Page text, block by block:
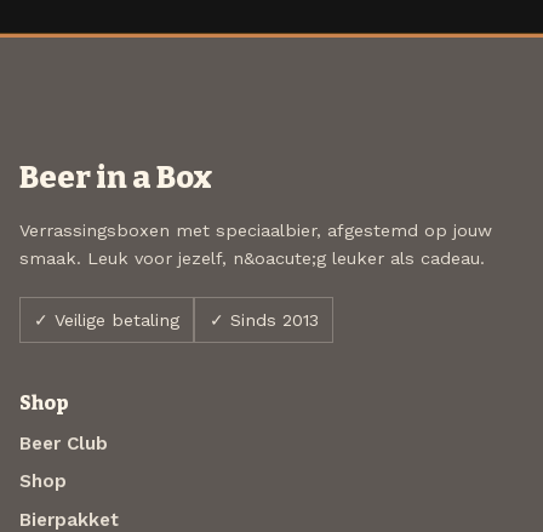
Beer in a Box
Verrassingsboxen met speciaalbier, afgestemd op jouw
smaak. Leuk voor jezelf, n&oacute;g leuker als cadeau.
✓ Veilige betaling ✓ Sinds 2013
Shop
Beer Club
Shop
Bierpakket